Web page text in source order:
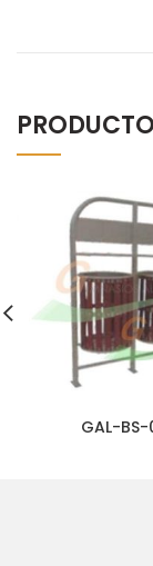
GAL-